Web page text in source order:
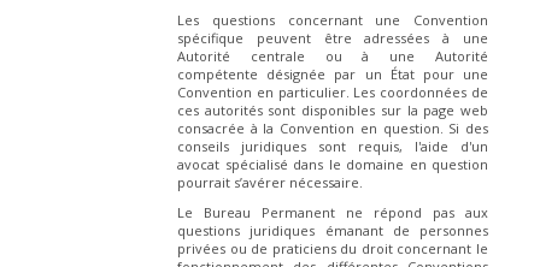
Les questions concernant une Convention
spécifique peuvent être adressées à une
Autorité centrale ou à une Autorité
compétente désignée par un État pour une
Convention en particulier. Les coordonnées de
ces autorités sont disponibles sur la page web
consacrée à la Convention en question. Si des
conseils juridiques sont requis, l'aide d'un
avocat spécialisé dans le domaine en question
pourrait s’avérer nécessaire.
Le Bureau Permanent ne répond pas aux
questions juridiques émanant de personnes
privées ou de praticiens du droit concernant le